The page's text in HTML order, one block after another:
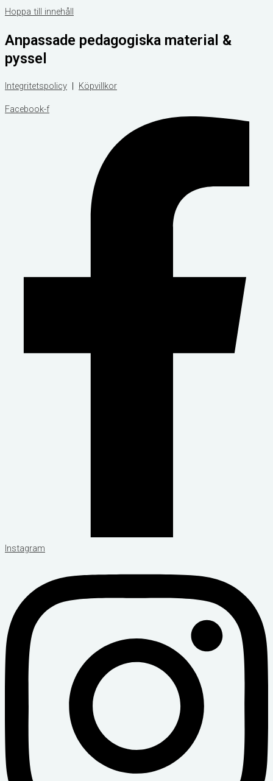
Hoppa till innehåll
Anpassade pedagogiska material &
pyssel
Integritetspolicy Köpvillkor
Facebook-f
Instagram